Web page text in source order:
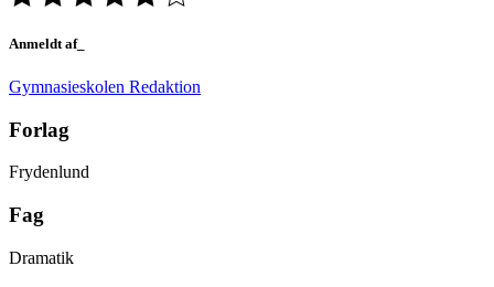
Anmeldt af_
Gymnasieskolen Redaktion
Forlag
Frydenlund
Fag
Dramatik